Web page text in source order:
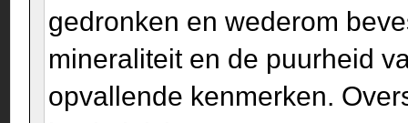
gedronken en wederom
mineraliteit en de puurheid
opvallende kenmerken.